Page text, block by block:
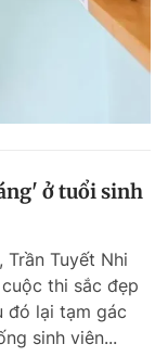
ở tuổi sinh
Tuyết Nhi
thi sắc đẹp
đó lại tạm gác
sinh viên...